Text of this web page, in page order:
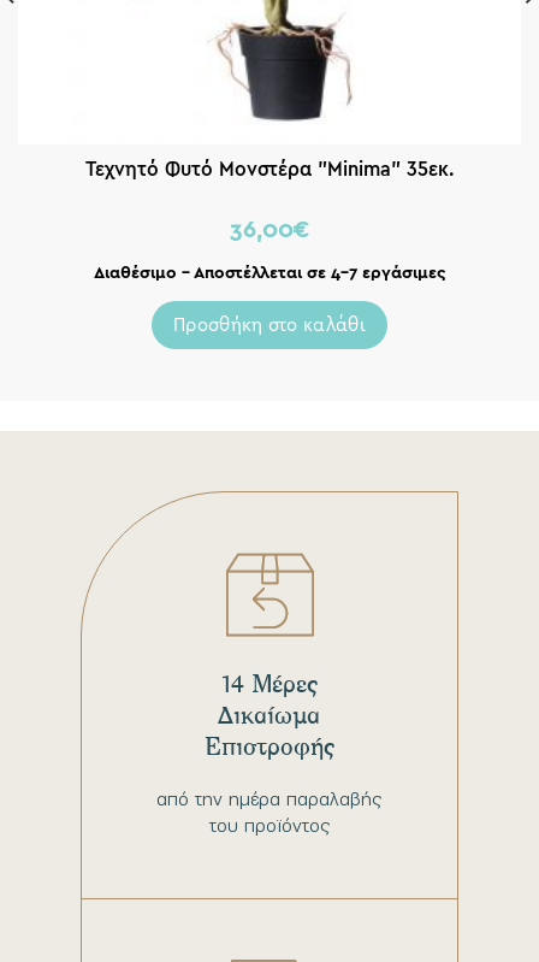
Τεχνητό Φυτό Μονστέρα ”Minima” 35εκ.
36,00€
Διαθέσιμο – Αποστέλλεται σε 4-7 εργάσιμες
Προσθήκη στο καλάθι
από την ημέρα παραλαβής
του προϊόντος
14 Μέρες
Δικαίωμα
Επιστροφής